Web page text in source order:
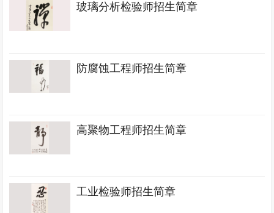
玻璃分析检验师招生简章
防腐蚀工程师招生简章
高聚物工程师招生简章
工业检验师招生简章